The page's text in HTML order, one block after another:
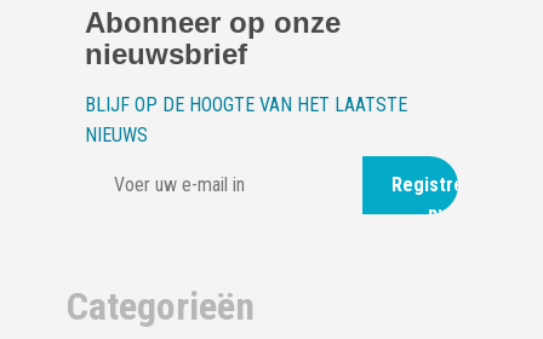
Abonneer op onze
nieuwsbrief
BLIJF OP DE HOOGTE VAN HET LAATSTE
NIEUWS
Registreer
nu
Categorieën